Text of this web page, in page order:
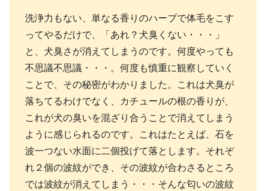
洗浄力もない、単なる香りのハーブで体毛をこす
ってやるだけで、「あれ？犬臭くない・・・」
と、犬臭さが消えてしまうのです。何度やっても
不思議不思議・・・。何度も慎重に観察していく
ことで、その秘密がわかりました。これは犬臭が
落ちてるわけでなく、カチュールの根の香りが、
これが犬の臭いを混ざり合うことで消えてしまう
ように感じられるのです。これはたとえば、石を
波一つない水面に二個投げて落とします。それぞ
れ２個の波紋ができ、その波紋が合わさるところ
では波紋が消えてしまう・・・そんな匂いの波紋